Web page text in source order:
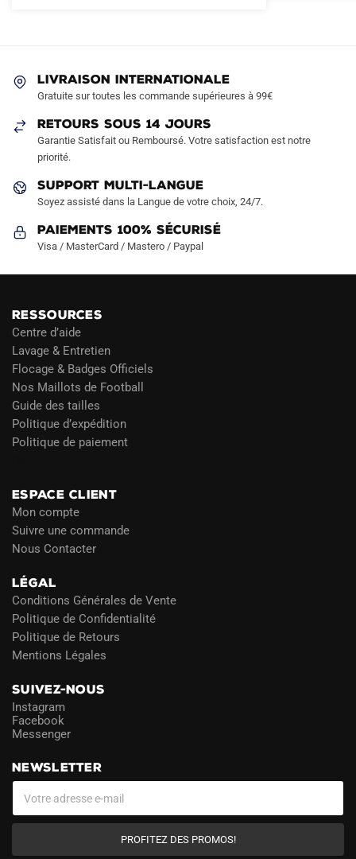
choisies
la
page
produit
page
LIVRAISON INTERNATIONALE
Gratuite sur toutes les commande supérieures à 99€
RETOURS SOUS 14 JOURS
Garantie Satisfait ou Remboursé. Votre satisfaction est notre
priorité.
SUPPORT MULTI-LANGUE
Soyez assisté dans la Langue de votre choix, 24/7.
Paiements 100% Sécurisé
Visa / MasterCard / Mastero / Paypal
RESSOURCES
Centre d’aide
Lavage & Entretien
Flocage & Badges Officiels
Nos Maillots de Football
Guide des tailles
Politique d’expédition
Politique de paiement
ESPACE CLIENT
Mon compte
Suivre une commande
Nous Contacter
LÉGAL
Conditions Générales de Vente
Politique de Confidentialité
Politique de Retours
Mentions Légales
SUIVEZ-NOUS
Instagram
Facebook
Messenger
NEWSLETTER
PROFITEZ DES PROMOS!